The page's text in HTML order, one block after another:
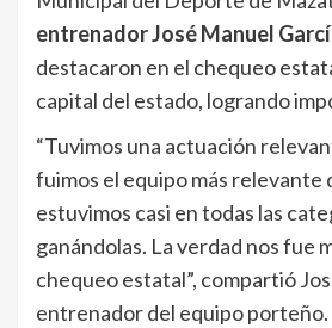
entrenador José Manuel
destacaron en el chequeo
capital del estado, logrando
“Tuvimos una actuación
fuimos el equipo más relevante
estuvimos casi en todas las
ganándolas. La verdad nos fue
chequeo estatal”, compartió
entrenador del equipo porteño.